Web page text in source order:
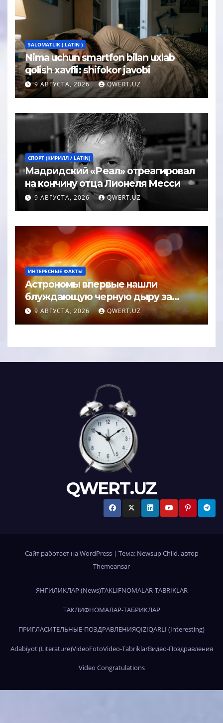
SALOMATLIK ( LATIN )
Nima uchun smartfon bilan uxlab
qolish xavfli: shifokor javobi
9 АВГУСТА, 2026 QWERT.UZ
СПОРТ (КИРИЛЛ / LATIN)
Мадридский «Реал» отреагировал
на кончину отца Лионеля Месси
9 АВГУСТА, 2026 QWERT.UZ
ИНТЕРЕСНЫЕ ФАКТЫ
Астрономы впервые нашли
блуждающую черную дыру за
пределами галактики
9 АВГУСТА, 2026 QWERT.UZ
QWERT.UZ
Сайт работает на WordPress | Тема: Newsup Child, автор
Themeansar
ЯНГИЛИКЛАР (News)TAKLIFNOMALAR-TABRIKLAR
ТАКЛИФНОМАЛАР-ТАБРИКЛАР
ПРИГЛАСИТЕЛЬНЫЕ-ПОЗДРАВЛЕНИЯQIZIQARLI (Interesting)
Adabiyot (Literature)VideoFotoVideo-TabriklarВидео-Поздравления
Video Congratulations